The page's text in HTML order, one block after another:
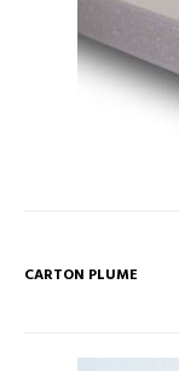
CARTON PLUME